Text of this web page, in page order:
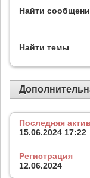
Найти
Найти темы
Последняя
15.06.2024 17:22
Регистрация
12.06.2024